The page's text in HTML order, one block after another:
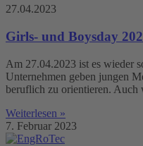
27.04.2023
Girls- und Boysday
Am 27.04.2023 ist es wieder
Unternehmen geben jungen
beruflich zu orientieren. Auch
Weiterlesen »
7. Februar 2023